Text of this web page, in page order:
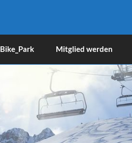
Bike_Park Mitglied werden